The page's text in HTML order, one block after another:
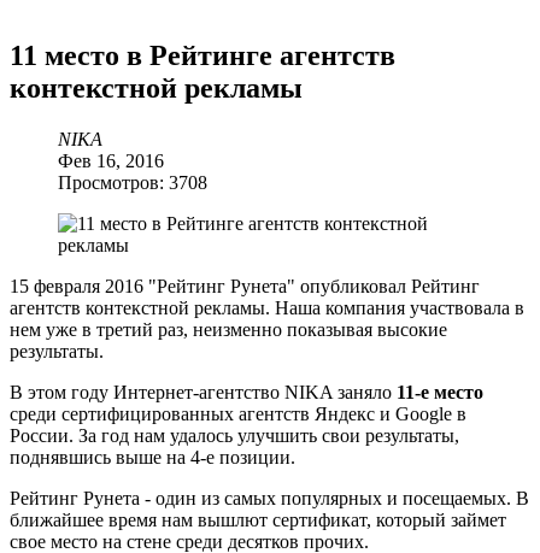
11 место в Рейтинге агентств
контекстной рекламы
NIKA
Фев 16, 2016
Просмотров: 3708
15 февраля 2016 "Рейтинг Рунета" опубликовал Рейтинг
агентств контекстной рекламы. Наша компания участвовала в
нем уже в третий раз, неизменно показывая высокие
результаты.
В этом году Интернет-агентство NIKA заняло 11-е место
среди сертифицированных агентств Яндекс и Google в
России. За год нам удалось улучшить свои результаты,
поднявшись выше на 4-е позиции.
Рейтинг Рунета - один из самых популярных и посещаемых. В
ближайшее время нам вышлют сертификат, который займет
свое место на стене среди десятков прочих.